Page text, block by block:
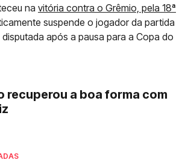
na vitória contra o Grêmio, pela 18ª
suspende o jogador da partida
após a pausa para a Copa do
recuperou a boa forma com